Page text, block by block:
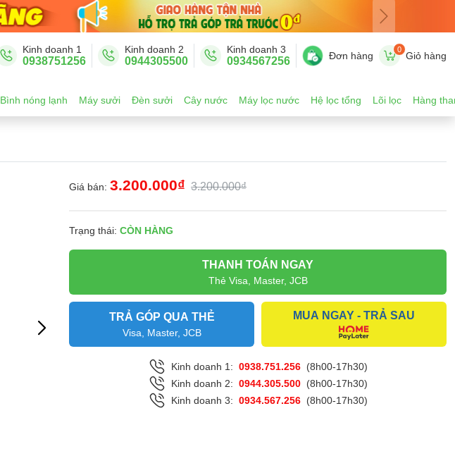
Kinh doanh 1
0938751256
Kinh doanh 2
0944305500
Kinh doanh 3
0934567256 Đơn hàng
0
Giỏ hàng
Bình nóng lạnh Máy sưởi Đèn sưởi Cây nước Máy lọc nước Hệ lọc tổng Lõi lọc Hàng
Giá bán: 3.200.000₫ 3.200.000₫
Trạng thái: CÒN HÀNG
THANH TOÁN NGAY
Thẻ Visa, Master, JCB
TRẢ GÓP QUA THẺ
Visa, Master, JCB
MUA NGAY - TRẢ SAU
Kinh doanh 1: 0938.751.256 (8h00-17h30)
Kinh doanh 2: 0944.305.500 (8h00-17h30)
Kinh doanh 3: 0934.567.256 (8h00-17h30)